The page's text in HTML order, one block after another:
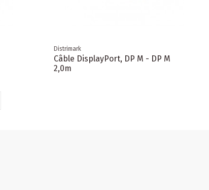
Distrimark
Câble DisplayPort, DP M - DP M
2,0m